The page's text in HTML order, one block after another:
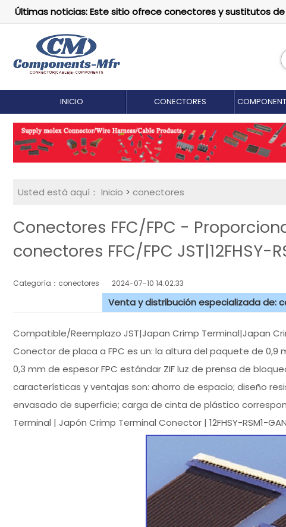
Últimas noticias: Este sitio ofrece conectores y sustitutos
INICIO CONECTORES
Usted está aquí： Inicio > conectores
Conectores FFC/FPC -
conectores FFC/FPC JST|12FHSY-
Categoría：conectores 2024-07-10 14:02:33
Venta y distribución especializada de:
Compatible/Reemplazo JST|Japan Crimp Terminal|Japan
Conector de placa a FPC es un: la altura del paquete de
0,3 mm de espesor FPC estándar ZIF luz de prensa de
características y ventajas son: ahorro de espacio; diseño
envasado de superficie; carga de cinta de plástico
Terminal | Japón Crimp Terminal Conector | 12FHSY-RSM1-